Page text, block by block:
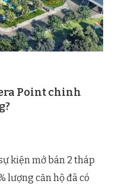
Point chinh
kiện mở bán 2 tháp
lượng căn hộ đã có